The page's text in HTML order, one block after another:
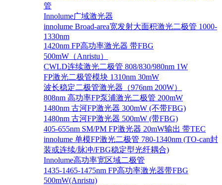
管
Innolume广域激光器
innolume Broad-area宽发射大面积激光二极管 1000-
1330nm
1420nm FP高功率激光器 带FBG
500mW（Anristu）
CWLD连续激光二极管 808/830/980nm 1W
FP激光二极管模块 1310nm 30mW
波长稳定二极管激光器（976nm 200W）
808nm 高功率FP泵浦激光二极管 200mW
1480nm 古河FP激光器 300mW (不带FBG)
1480nm 古河FP激光器 500mW (带FBG)
405-655nm SM/PM FP激光器 20mW输出 带TEC
innolume 单模FP激光二极管 780-1340nm (TO-can封
装或连续/脉冲/FBG稳定型光纤耦合)
Innolume高功率宽区域二极管
1435-1465-1475nm FP高功率激光器带FBG
500mW(Anristu)